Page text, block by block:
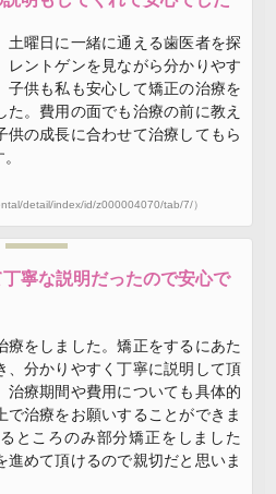
土曜日に一緒に通える歯医者を探
レントゲンを見ながら分かりやす
子供も私も安心して矯正の治療を
た。費用の面でも治療の前に教え
供の成長に合わせて治療してもら
detail/index/id/z000004070/tab/7/）
寧な説明だったので安心で
療をしました。矯正をするにあた
、分かりやすく丁寧に説明して頂
治療期間や費用についても具体的
で治療をお願いすることができま
ところのみ部分矯正をしました
めて頂けるので親切だと思いま